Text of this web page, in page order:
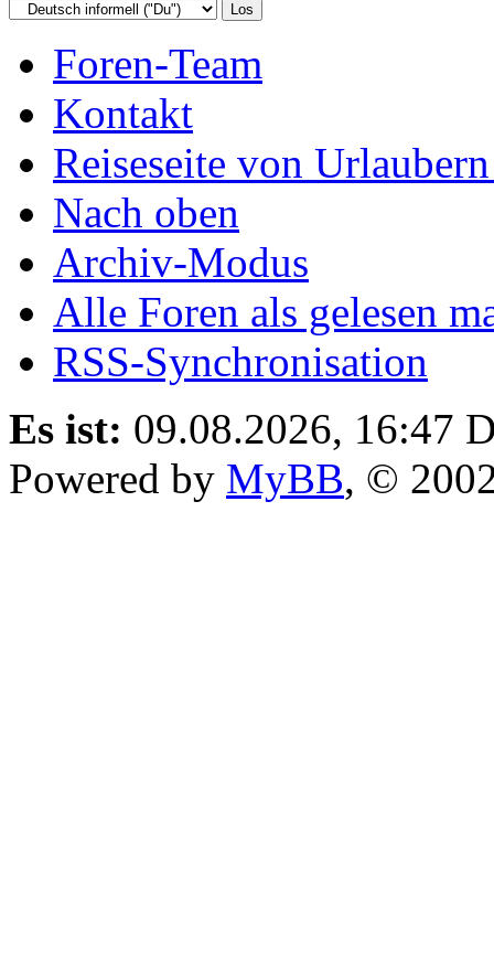
Foren-Team
Kontakt
Reiseseite von
Nach oben
Archiv-Modus
Alle Foren als gelesen
RSS-Synchronisation
Es ist: 09.08.2026, 16:47
Powered by MyBB, ©